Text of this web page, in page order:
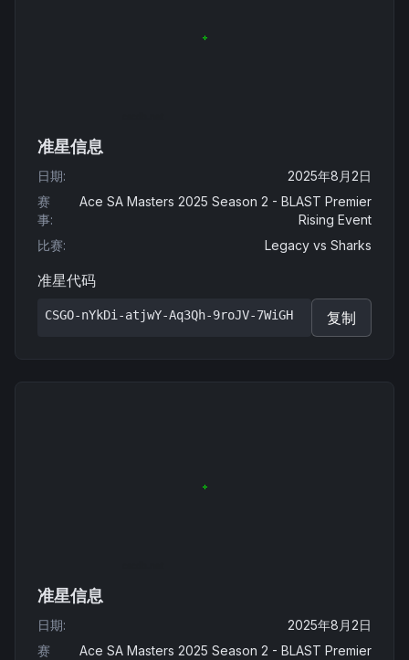
准星信息
日期:
2025年8月2日
赛
事:
Ace SA Masters 2025 Season 2 - BLAST Premier
Rising Event
比赛: Legacy vs Sharks
准星代码
CSGO-nYkDi-atjwY-Aq3Qh-9roJV-7WiGH 复制
准星信息
日期:
2025年8月2日
赛
Ace SA Masters 2025 Season 2 - BLAST Premier